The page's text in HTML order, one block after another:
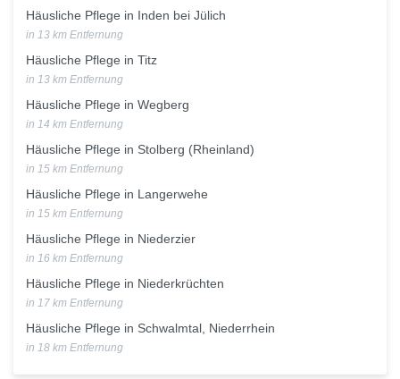
Häusliche Pflege in Inden bei Jülich
in 13 km Entfernung
Häusliche Pflege in Titz
in 13 km Entfernung
Häusliche Pflege in Wegberg
in 14 km Entfernung
Häusliche Pflege in Stolberg (Rheinland)
in 15 km Entfernung
Häusliche Pflege in Langerwehe
in 15 km Entfernung
Häusliche Pflege in Niederzier
in 16 km Entfernung
Häusliche Pflege in Niederkrüchten
in 17 km Entfernung
Häusliche Pflege in Schwalmtal, Niederrhein
in 18 km Entfernung